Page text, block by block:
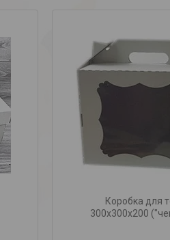
Коробка для
300х300х200